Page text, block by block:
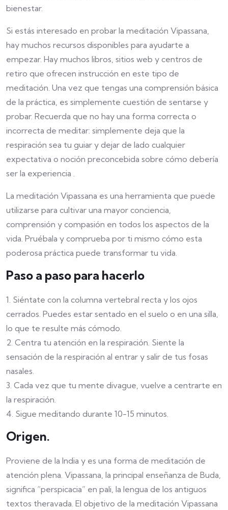
bienestar.
Si estás interesado en probar la meditación Vipassana,
hay muchos recursos disponibles para ayudarte a
empezar. Hay muchos libros, sitios web y centros de
retiro que ofrecen instrucción en este tipo de
meditación. Una vez que tengas una comprensión básica
de la práctica, es simplemente cuestión de sentarse y
probar. Recuerda que no hay una forma correcta o
incorrecta de meditar: simplemente deja que la
respiración sea tu guiar y dejar de lado cualquier
expectativa o noción preconcebida sobre cómo debería
ser la experiencia .
La meditación Vipassana es una herramienta que puede
utilizarse para cultivar una mayor conciencia,
comprensión y compasión en todos los aspectos de la
vida. Pruébala y comprueba por ti mismo cómo esta
poderosa práctica puede transformar tu vida.
Paso a paso para hacerlo
1. Siéntate con la columna vertebral recta y los ojos
cerrados. Puedes estar sentado en el suelo o en una silla,
lo que te resulte más cómodo.
2. Centra tu atención en la respiración. Siente la
sensación de la respiración al entrar y salir de tus fosas
nasales.
3. Cada vez que tu mente divague, vuelve a centrarte en
la respiración.
4. Sigue meditando durante 10-15 minutos.
Origen.
Proviene de la India y es una forma de meditación de
atención plena. Vipassana, la principal enseñanza de Buda,
significa “perspicacia” en pali, la lengua de los antiguos
textos theravada. El objetivo de la meditación Vipassana